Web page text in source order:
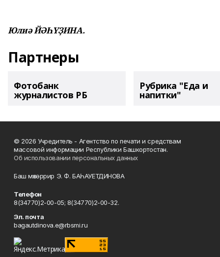
Юлиә ЙӘҺҮҘИНА.
Партнеры
Фотобанк
журналистов РБ
Рубрика "Еда и
напитки"
© 2026 Учредитель - Агентство по печати и средствам
массовой информации Республики Башкортостан.
Об использовании персональных данных
Баш мөхәррир Э. Ф. БАҺАУЕТДИНОВА
Телефон
8(34770)2-00-05; 8(34770)2-00-32.
Эл. почта
bagautdinova.e@rbsmi.ru